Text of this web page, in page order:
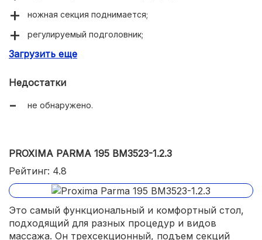
ножная секция поднимается;
регулируемый подголовник;
широкий диапазон настройки высоты;
Загрузить еще
Недостатки
не обнаружено.
PROXIMA PARMA 195 BM3523-1.2.3
Рейтинг: 4.8
Это самый функциональный и комфортный стол,
подходящий для разных процедур и видов
массажа. Он трехсекционный, подъем секций